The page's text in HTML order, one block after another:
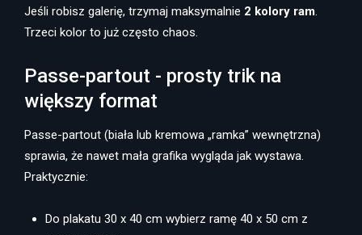
Jeśli robisz galerię, trzymaj maksymalnie 2 kolory ram.
Trzeci kolor to już często chaos.
Passe-partout - prosty trik na
większy format
Passe-partout (biała lub kremowa „ramka” wewnętrzna)
sprawia, że nawet mała grafika wygląda jak wystawa.
Praktycznie:
Do plakatu 30 x 40 cm wybierz ramę 40 x 50 cm z